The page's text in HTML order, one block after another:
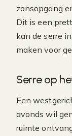
zonsopgang
Dit is een
kan de serre
maken voor
Serre op
Een
avonds wil
ruimte